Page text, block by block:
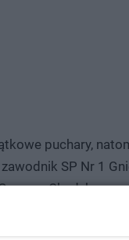
puchary,
SP Nr 1
Chudyka.